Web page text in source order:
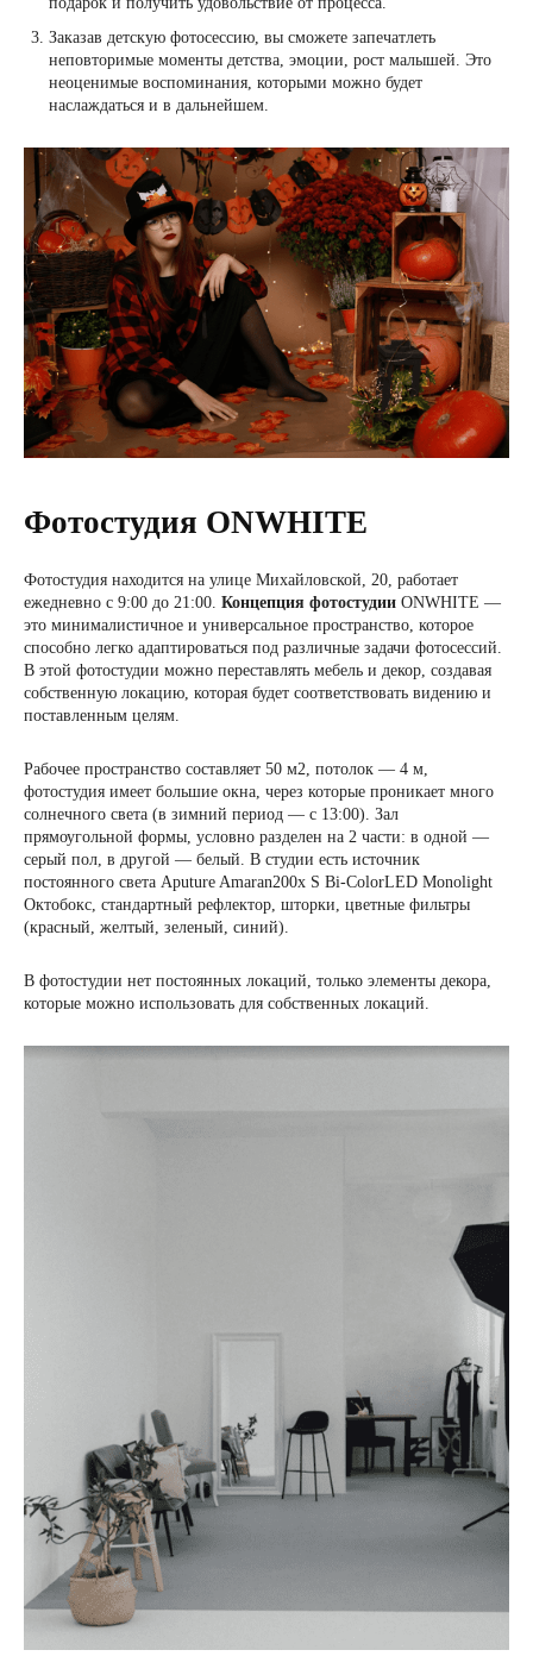
Заказав детскую фотосессию, вы сможете запечатлеть
неповторимые моменты детства, эмоции, рост малышей. Это
неоценимые воспоминания, которыми можно будет
наслаждаться и в дальнейшем.
Фотостудия ONWHITE
Фотостудия находится на улице Михайловской, 20, работает
ежедневно с 9:00 до 21:00. Концепция фотостудии ONWHITE —
это минималистичное и универсальное пространство, которое
способно легко адаптироваться под различные задачи фотосессий.
В этой фотостудии можно переставлять мебель и декор, создавая
собственную локацию, которая будет соответствовать видению и
поставленным целям.
Рабочее пространство составляет 50 м2, потолок — 4 м,
фотостудия имеет большие окна, через которые проникает много
солнечного света (в зимний период — с 13:00). Зал
прямоугольной формы, условно разделен на 2 части: в одной —
серый пол, в другой — белый. В студии есть источник
постоянного света Aputure Amaran200x S Bi-ColorLED Monolight
Октобокс, стандартный рефлектор, шторки, цветные фильтры
(красный, желтый, зеленый, синий).
В фотостудии нет постоянных локаций, только элементы декора,
которые можно использовать для собственных локаций.